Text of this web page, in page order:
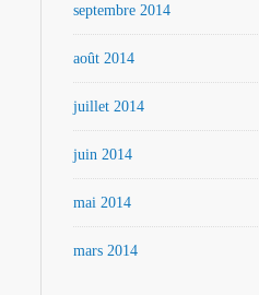
septembre 2014
août 2014
juillet 2014
juin 2014
mai 2014
mars 2014